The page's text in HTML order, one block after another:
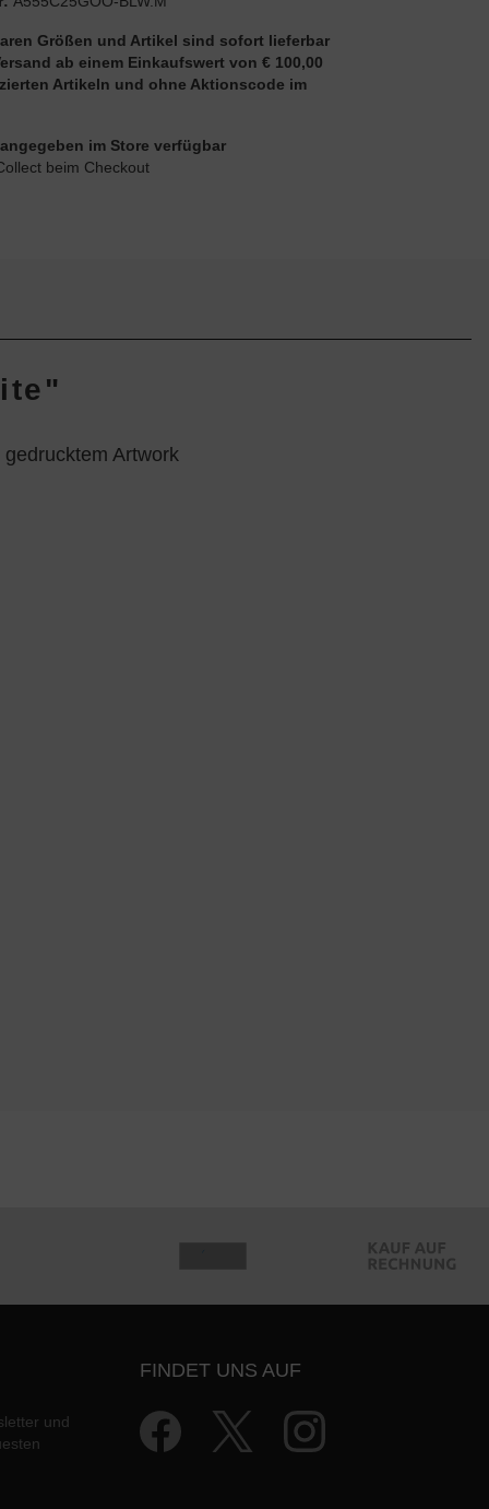
Größen und Artikel sind sofort lieferbar
ab einem Einkaufswert von € 100,00
Artikeln und ohne Aktionscode im
im Store verfügbar
beim Checkout
Artwork
und
FINDET UNS AUF